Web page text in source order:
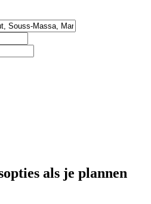
als je plannen